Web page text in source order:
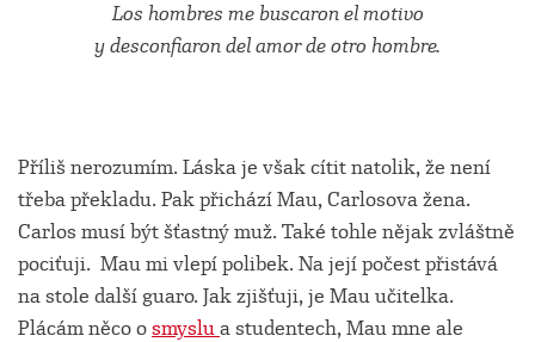
Los hombres me buscaron el motivo
y desconfiaron del amor de otro hombre.
Příliš nerozumím. Láska je však cítit natolik, že není
třeba překladu. Pak přichází Mau, Carlosova žena.
Carlos musí být šťastný muž. Také tohle nějak zvláštně
pociťuji. Mau mi vlepí polibek. Na její počest přistává
na stole další guaro. Jak zjišťuji, je Mau učitelka.
Plácám něco osmyslua studentech, Mau mne ale